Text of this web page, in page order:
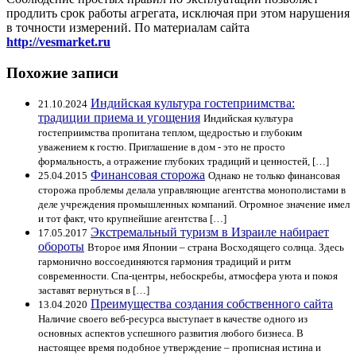
продлить срок работы агрегата, исключая при этом нарушения
в точности измерений. По материалам сайта
http://vesmarket.ru
Похожие записи
21.10.2024 Индийская культура гостеприимства:
традиции приема и угощения Индийская культура
гостеприимства пропитана теплом, щедростью и глубоким
уважением к гостю. Приглашение в дом - это не просто
формальность, а отражение глубоких традиций и ценностей, […]
25.04.2015 Финансовая сторожа Однако не только финансовая
сторожа проблемы делала управляющие агентства монополистами в
деле учреждения промышленных компаний. Огромное значение имел
и тот факт, что крупнейшие агентства […]
17.05.2017 Экстремальный туризм в Израиле набирает
обороты Второе имя Японии – страна Восходящего солнца. Здесь
гармонично воссоединяются гармония традиций и ритм
современности. Спа-центры, небоскребы, атмосфера уюта и покоя
заставят вернуться в […]
13.04.2020 Преимущества создания собственного сайта
Наличие своего веб-ресурса выступает в качестве одного из
основных аспектов успешного развития любого бизнеса. В
настоящее время подобное утверждение – прописная истина и